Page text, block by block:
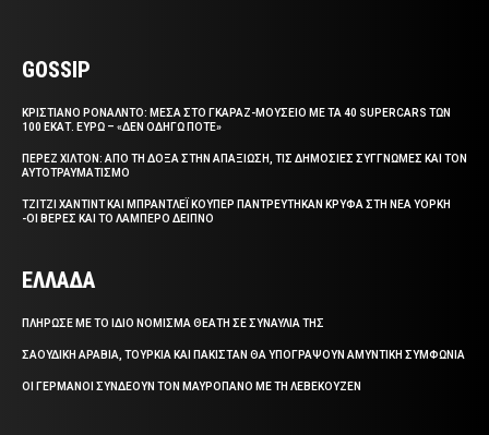
GOSSIP
ΚΡΙΣΤΙΑΝΟ ΡΟΝΑΛΝΤΟ: ΜΕΣΑ ΣΤΟ ΓΚΑΡΑΖ-ΜΟΥΣΕΙΟ ΜΕ ΤΑ 40 SUPERCARS ΤΩΝ
100 ΕΚΑΤ. ΕΥΡΩ – «ΔΕΝ ΟΔΗΓΩ ΠΟΤΕ»
ΠΕΡΕΖ ΧΙΛΤΟΝ: ΑΠΟ ΤΗ ΔΟΞΑ ΣΤΗΝ ΑΠΑΞΙΩΣΗ, ΤΙΣ ΔΗΜΟΣΙΕΣ ΣΥΓΓΝΩΜΕΣ ΚΑΙ ΤΟΝ
ΑΥΤΟΤΡΑΥΜΑΤΙΣΜΟ
ΤΖΙΤΖΙ ΧΑΝΤΙΝΤ ΚΑΙ ΜΠΡΑΝΤΛΕΪ ΚΟΥΠΕΡ ΠΑΝΤΡΕΥΤΗΚΑΝ ΚΡΥΦΑ ΣΤΗ ΝΕΑ ΥΟΡΚΗ
-ΟΙ ΒΕΡΕΣ ΚΑΙ ΤΟ ΛΑΜΠΕΡΟ ΔΕΙΠΝΟ
ΕΛΛΑΔΑ
ΠΛΗΡΩΣΕ ΜΕ ΤΟ ΙΔΙΟ ΝΟΜΙΣΜΑ ΘΕΑΤΗ ΣΕ ΣΥΝΑΥΛΙΑ ΤΗΣ
ΣΑΟΥΔΙΚΗ ΑΡΑΒΙΑ, ΤΟΥΡΚΙΑ ΚΑΙ ΠΑΚΙΣΤΑΝ ΘΑ ΥΠΟΓΡΑΨΟΥΝ ΑΜΥΝΤΙΚΗ ΣΥΜΦΩΝΙΑ
ΟΙ ΓΕΡΜΑΝΟΙ ΣΥΝΔΕΟΥΝ ΤΟΝ ΜΑΥΡΟΠΑΝΟ ΜΕ ΤΗ ΛΕΒΕΚΟΥΖΕΝ